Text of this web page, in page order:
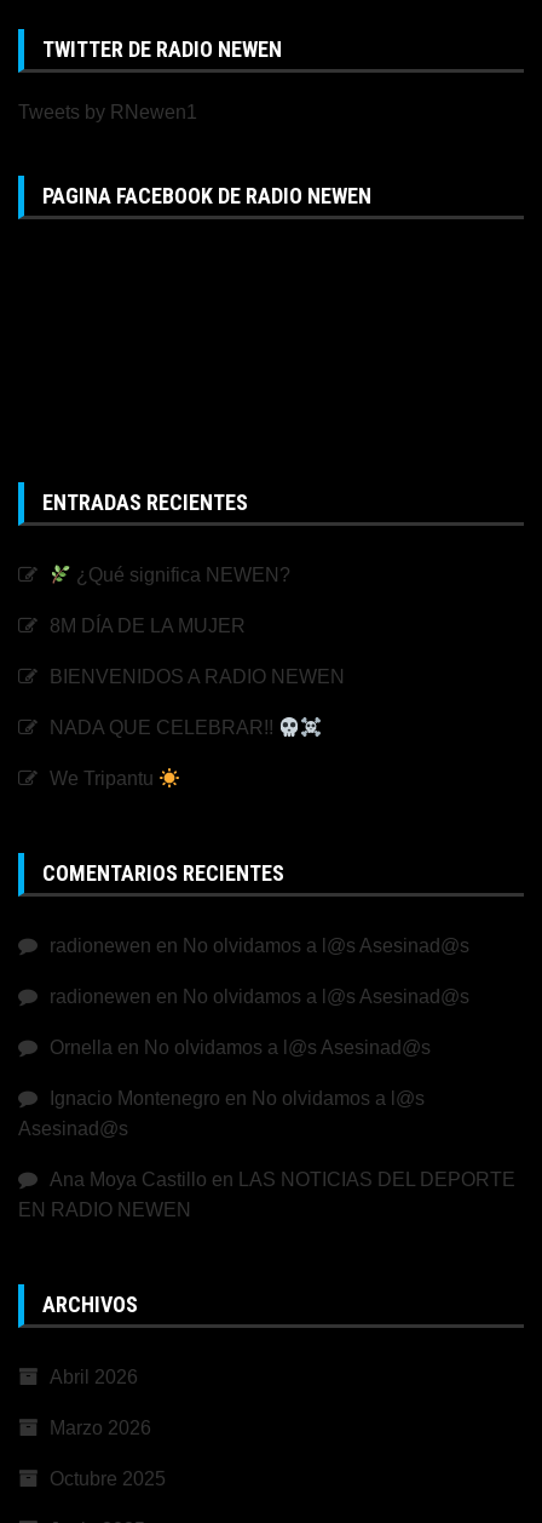
TWITTER DE RADIO NEWEN
Tweets by RNewen1
PAGINA FACEBOOK DE RADIO NEWEN
ENTRADAS RECIENTES
¿Qué significa NEWEN?
8M DÍA DE LA MUJER
BIENVENIDOS A RADIO NEWEN
NADA QUE CELEBRAR!!
We Tripantu
COMENTARIOS RECIENTES
radionewen en No olvidamos a l@s Asesinad@s
radionewen en No olvidamos a l@s Asesinad@s
Ornella en No olvidamos a l@s Asesinad@s
Ignacio Montenegro en No olvidamos a l@s
Asesinad@s
Ana Moya Castillo en
LAS NOTICIAS DEL DEPORTE
EN RADIO NEWEN
ARCHIVOS
Abril 2026
Marzo 2026
Octubre 2025